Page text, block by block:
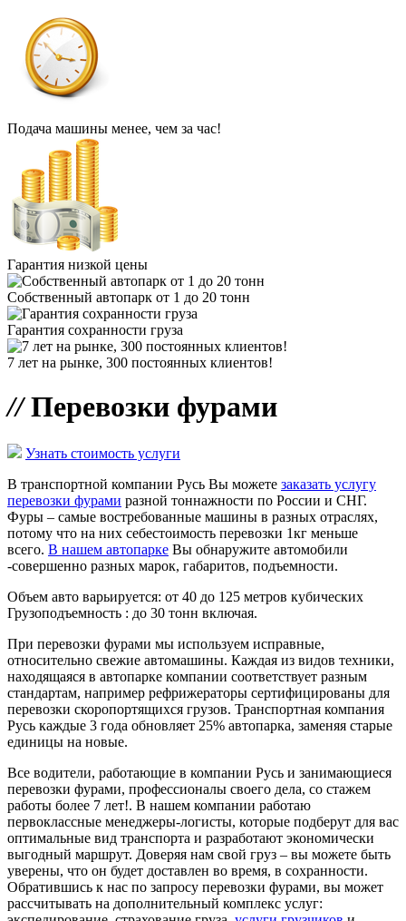
Подача машины менее, чем за час!
Гарантия низкой цены
Собственный автопарк от 1 до 20 тонн
Гарантия сохранности груза
7 лет на рынке, 300 постоянных клиентов!
//Перевозки фурами
Узнать стоимость услуги
В транспортной компании Русь Вы можете заказать услугу
перевозки фурами разной тоннажности по России и СНГ.
Фуры – самые востребованные машины в разных отраслях,
потому что на них себестоимость перевозки 1кг меньше
всего. В нашем автопарке Вы обнаружите автомобили
-совершенно разных марок, габаритов, подъемности.
Объем авто варьируется: от 40 до 125 метров кубических
Грузоподъемность : до 30 тонн включая.
При перевозки фурами мы используем исправные,
относительно свежие автомашины. Каждая из видов техники,
находящаяся в автопарке компании соответствует разным
стандартам, например рефрижераторы сертифицированы для
перевозки скоропортящихся грузов. Транспортная компания
Русь каждые 3 года обновляет 25% автопарка, заменяя старые
единицы на новые.
Все водители, работающие в компании Русь и занимающиеся
перевозки фурами, профессионалы своего дела, со стажем
работы более 7 лет!. В нашем компании работаю
первоклассные менеджеры-логисты, которые подберут для вас
оптимальные вид транспорта и разработают экономически
выгодный маршрут. Доверяя нам свой груз – вы можете быть
уверены, что он будет доставлен во время, в сохранности.
Обратившись к нас по запросу перевозки фурами, вы может
рассчитывать на дополнительный комплекс услуг: